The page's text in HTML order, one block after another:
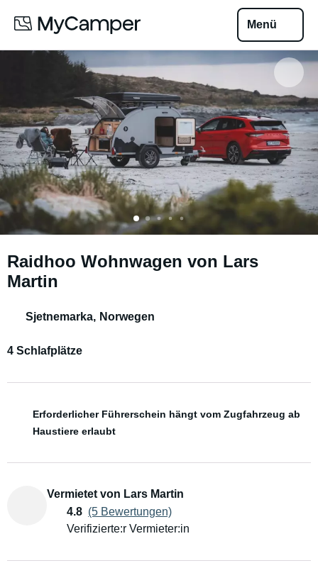
Menü
Raidhoo Wohnwagen von Lars
Martin
Sjetnemarka, Norwegen
4 Schlafplätze
Erforderlicher Führerschein hängt vom Zugfahrzeug ab
Haustiere erlaubt
Vermietet von Lars Martin
4.8 (5 Bewertungen)
Verifizierte:r Vermieter:in